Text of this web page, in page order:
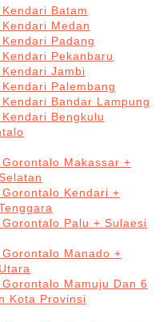
Batam
Medan
Padang
Pekanbaru
Jambi
Palembang
Bandar Lampung
Bengkulu
Makassar +
Kendari +
Palu + Sulaesi
Manado +
Mamuju Dan 6
Kota Provinsi